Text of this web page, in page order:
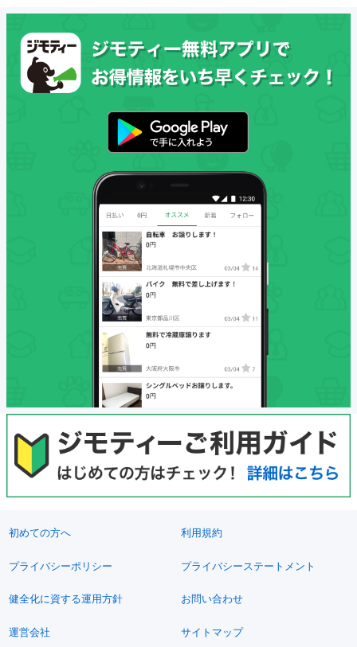
初めての方へ 利用規約
プライバシーポリシー プライバシーステートメント
健全化に資する運用方針 お問い合わせ
運営会社 サイトマップ